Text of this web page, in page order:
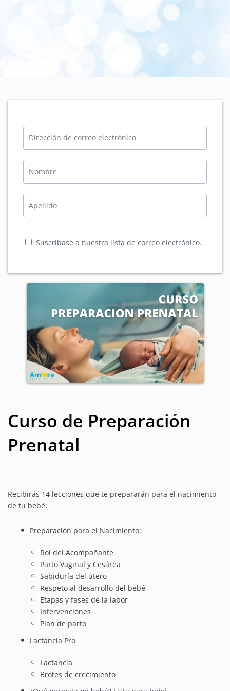
Curso de Preparación
Prenatal
Recibirás 14 lecciones que te prepararán para el nacimiento
de tu bebé:
Preparación para el Nacimiento:
Rol del Acompañante
Parto Vaginal y Cesárea
Sabiduría del útero
Respeto al desarrollo del bebé
Etapas y fases de la labor
Intervenciones
Plan de parto
Lactancia Pro
Lactancia
Brotes de crecimiento
Suscríbase a nuestra lista de correo electrónico.